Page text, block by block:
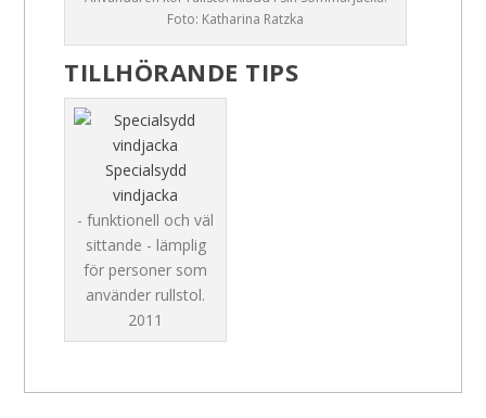
Foto: Katharina Ratzka
TILLHÖRANDE TIPS
Specialsydd
vindjacka
- funktionell och väl
sittande - lämplig
för personer som
använder rullstol.
2011